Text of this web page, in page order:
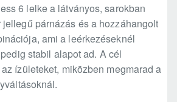
6 lelke a látványos, sarokban
párnázás és a hozzáhangolt
ami a leérkezéseknél
stabil alapot ad. A cél
ízületeket, miközben megmarad a